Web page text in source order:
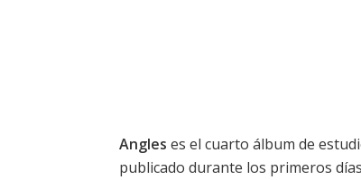
Angles es el cuarto álbum de
publicado durante los primeros